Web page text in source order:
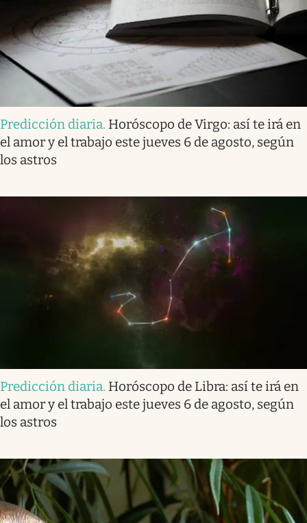
Predicción diaria. Horóscopo de Virgo: así te irá en
el amor y el trabajo este jueves 6 de agosto, según
los astros
Predicción diaria. Horóscopo de Libra: así te irá en
el amor y el trabajo este jueves 6 de agosto, según
los astros